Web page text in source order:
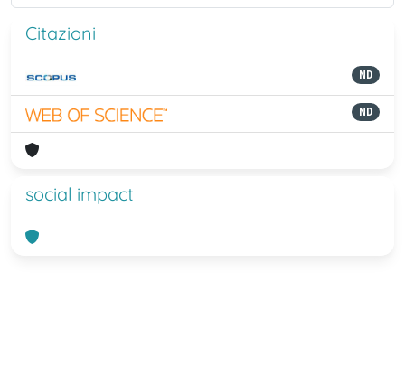
Citazioni
ND
ND
social impact